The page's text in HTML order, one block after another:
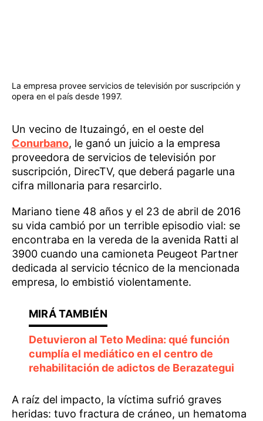
La empresa provee servicios de televisión por suscripción y
opera en el país desde 1997.
Un vecino de Ituzaingó, en el oeste del
Conurbano, le ganó un juicio a la empresa
proveedora de servicios de televisión por
suscripción, DirecTV, que deberá pagarle una
cifra millonaria para resarcirlo.
Mariano tiene 48 años y el 23 de abril de 2016
su vida cambió por un terrible episodio vial: se
encontraba en la vereda de la avenida Ratti al
3900 cuando una camioneta Peugeot Partner
dedicada al servicio técnico de la mencionada
empresa, lo embistió violentamente.
Detuvieron al Teto Medina: qué función
cumplía el mediático en el centro de
rehabilitación de adictos de Berazategui
A raíz del impacto, la víctima sufrió graves
heridas: tuvo fractura de cráneo, un hematoma